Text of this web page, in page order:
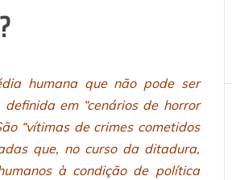
humana que não pode ser
em “cenários de horror
“vítimas de crimes cometidos
que, no curso da ditadura,
à condição de política